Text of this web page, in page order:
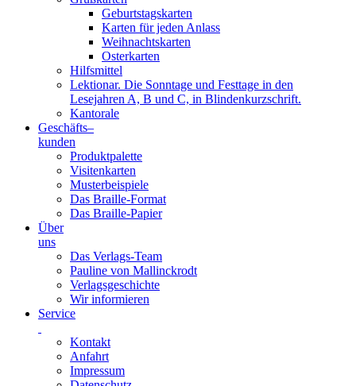
Geburtstagskarten
Karten für jeden Anlass
Weihnachtskarten
Osterkarten
Hilfsmittel
Lektionar. Die Sonntage und Festtage in den
Lesejahren A, B und C, in Blindenkurzschrift.
Kantorale
Geschäfts­–
kunden
Produktpalette
Visitenkarten
Musterbeispiele
Das Braille-Format
Das Braille-Papier
Über
uns
Das Verlags-Team
Pauline von Mallinckrodt
Verlagsgeschichte
Wir informieren
Service
Kontakt
Anfahrt
Impressum